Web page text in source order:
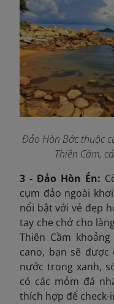
Đảo Hòn Bớc thuộc
Thiên Cầm,
3 - Đảo Hòn Én:
cụm đảo ngoài
nổi bật với vẻ đẹp
tay che chở cho
Thiên Cầm
cano, bạn sẽ
nước trong xanh,
có các mỏm đá
thích hợp để check-